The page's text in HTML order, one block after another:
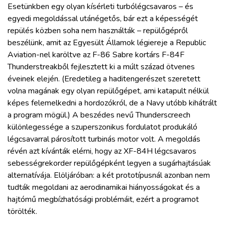
Esetünkben egy olyan kísérleti turbólégcsavaros – és
egyedi megoldással utánégetős, bár ezt a képességét
repülés közben soha nem használták – repülőgépről
beszélünk, amit az Egyesült Államok légiereje a Republic
Aviation-nel karöltve az F-86 Sabre kortárs F-84F
Thunderstreakből fejlesztett ki a múlt század ötvenes
éveinek elején. (Eredetileg a haditengerészet szeretett
volna magának egy olyan repülőgépet, ami katapult nélkül
képes felemelkedni a hordozókról, de a Navy utóbb kihátrált
a program mögül.) A beszédes nevű Thunderscreech
különlegessége a szuperszonikus fordulatot produkáló
légcsavarral párosított turbinás motor volt. A megoldás
révén azt kívánták elérni, hogy az XF-84H légcsavaros
sebességrekorder repülőgépként legyen a sugárhajtásúak
alternatívája. Elöljáróban: a két prototípusnál azonban nem
tudták megoldani az aerodinamikai hiányosságokat és a
hajtómű megbízhatósági problémáit, ezért a programot
törölték.